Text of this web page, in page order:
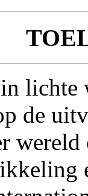
lichte
de